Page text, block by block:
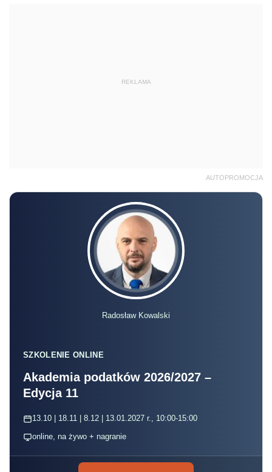
REKLAMA
AUTOPROMOCJA
Radosław Kowalski
SZKOLENIE ONLINE
Akademia podatków 2026/2027 –
Edycja 11
13.10 | 18.11 | 8.12 | 13.01.2027 r., 10:00-15:00
online, na żywo + nagranie